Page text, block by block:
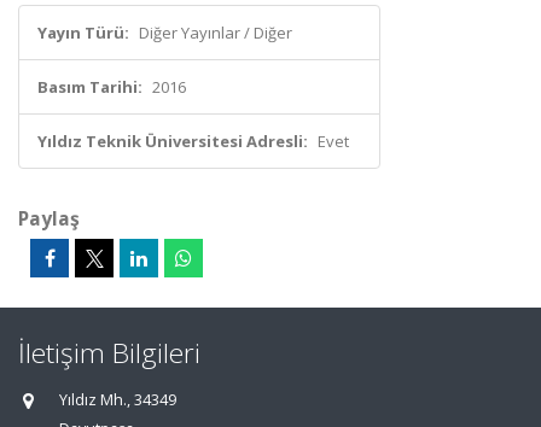
Yayın Türü: Diğer Yayınlar / Diğer
Basım Tarihi: 2016
Yıldız Teknik Üniversitesi Adresli: Evet
Paylaş
İletişim Bilgileri
Yıldız Mh., 34349